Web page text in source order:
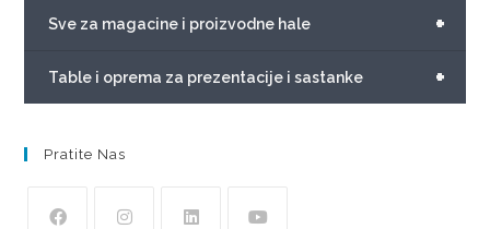
+
Sve za magacine i proizvodne hale
+
Table i oprema za prezentacije i sastanke
Pratite Nas